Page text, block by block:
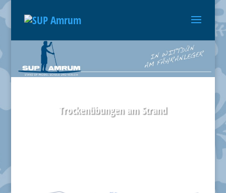
Trockenübungen am Strand